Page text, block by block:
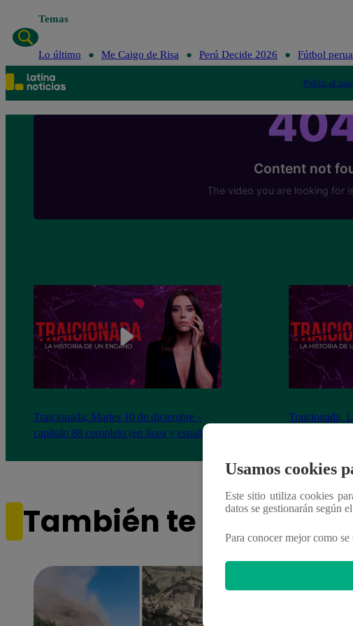
Temas
Lo último Me Caigo de Risa Perú Decide 2026 Fútbol
PolíticaLima
Traicionada, Martes 10 de diciembre –
capítulo 88 completo (en línea y español)
Traicionada,
También te puede
Usamos cookies
Este sitio utiliza cookies
datos se gestionarán según el
Para conocer mejor como